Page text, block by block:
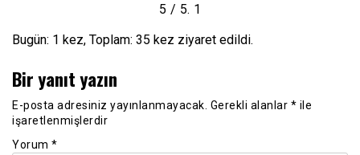
5 / 5. 1
Bugün: 1 kez, Toplam: 35 kez ziyaret edildi.
Bir yanıt yazın
E-posta adresiniz yayınlanmayacak. Gerekli alanlar * ile
işaretlenmişlerdir
Yorum *